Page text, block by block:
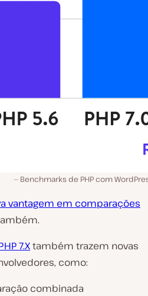
Benchmarks de PHP com
vantagem em comparações
7.Xtambém trazem novas
como:
combinada